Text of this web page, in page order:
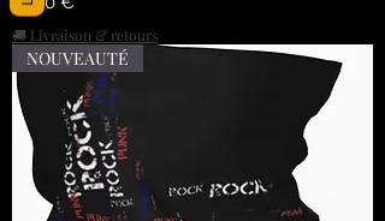
🚚 Livraison & retours
NOUVEAUTÉ